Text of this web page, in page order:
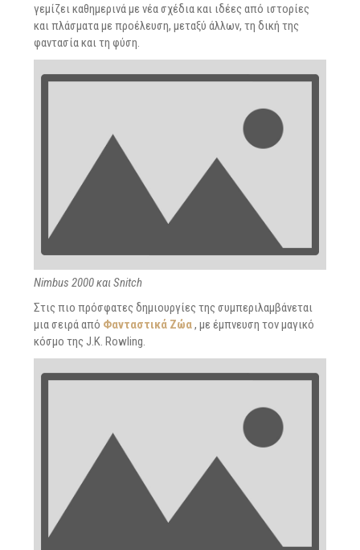
γεμίζει καθημερινά με νέα σχέδια και ιδέες από ιστορίες
και πλάσματα με προέλευση, μεταξύ άλλων, τη δική της
φαντασία και τη φύση.
Nimbus 2000 και Snitch
Στις πιο πρόσφατες δημιουργίες της συμπεριλαμβάνεται
μια σειρά από Φανταστικά Ζώα, με έμπνευση τον μαγικό
κόσμο της J.K. Rowling.